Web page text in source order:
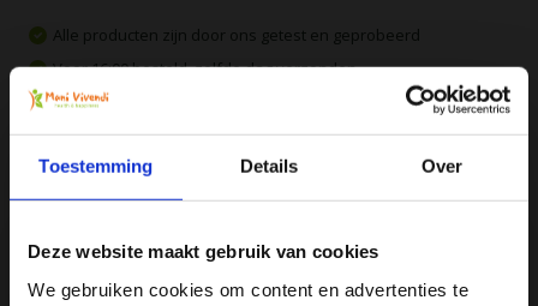
Toestemming Details Over
Deze website maakt gebruik van cookies
We gebruiken cookies om content en advertenties te
Alle producten zijn door ons getest en geprobeerd
Voor 16:00 besteld, zelfde dag verzonden
Gratis verzending vanaf € 75
Productomschrijving